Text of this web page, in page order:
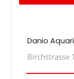
Danio
Birchstrasse